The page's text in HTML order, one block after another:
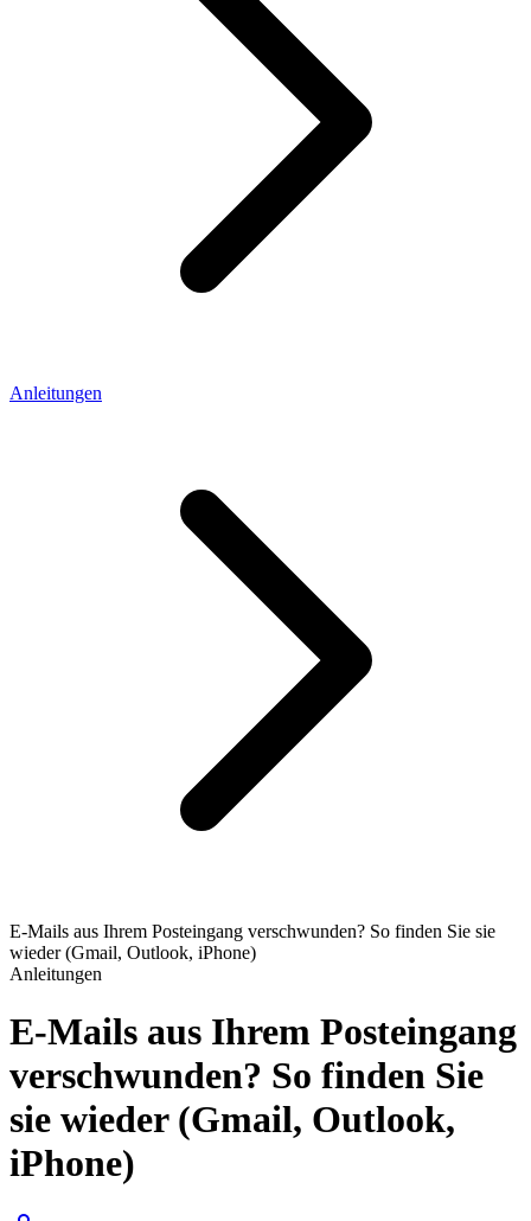
Anleitungen
E-Mails aus Ihrem Posteingang verschwunden? So finden Sie sie
wieder (Gmail, Outlook, iPhone)
Anleitungen
E-Mails aus Ihrem Posteingang
verschwunden? So finden Sie
sie wieder (Gmail, Outlook,
iPhone)